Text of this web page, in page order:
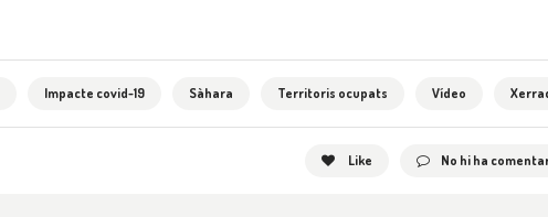
Impacte covid-19 Sàhara Territoris ocupats Vídeo
Like No hi ha